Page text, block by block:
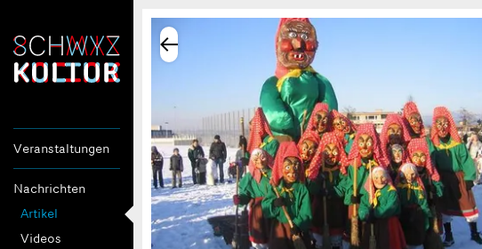
Veranstaltungen
Nachrichten
Artikel
Videos